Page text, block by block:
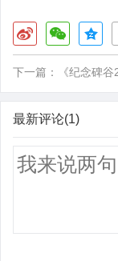
下一篇： 《纪念碑
最新评论(1)